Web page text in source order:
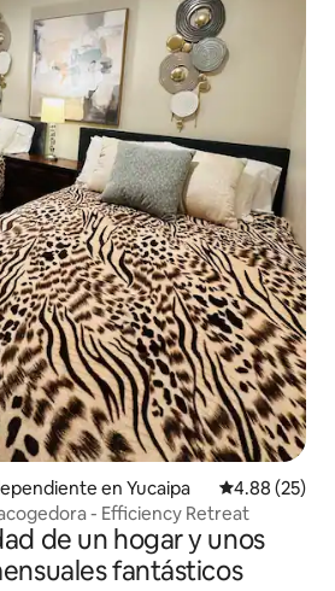
en Yucaipa Calificación
4.88 (25)
- Efficiency Retreat
de un hogar y unos
fantásticos